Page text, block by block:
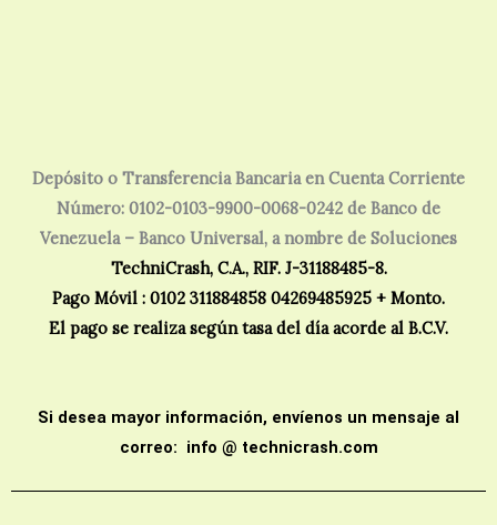
Depósito o Transferencia Bancaria en Cuenta Corriente
Número: 0102-0103-9900-0068-0242 de Banco de
Venezuela – Banco Universal, a nombre de Soluciones
TechniCrash, C.A., RIF. J-31188485-8.
Pago Móvil : 0102 311884858 04269485925 + Monto.
El pago se realiza según tasa del día acorde al B.C.V.
Si desea mayor información, envíenos un mensaje al
correo: info @ technicrash.com